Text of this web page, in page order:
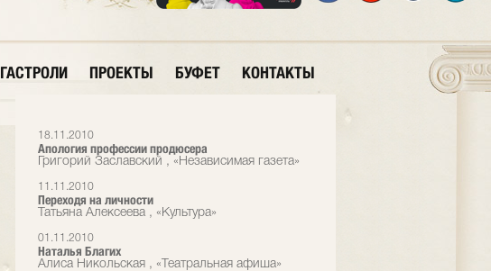
ГАСТРОЛИ ПРОЕКТЫ БУФЕТ КОНТАКТЫ
18.11.2010
Апология профессии продюсера
Григорий Заславский , «Независимая газета»
11.11.2010
Переходя на личности
Татьяна Алексеева , «Культура»
01.11.2010
Наталья Благих
Алиса Никольская , «Театральная афиша»